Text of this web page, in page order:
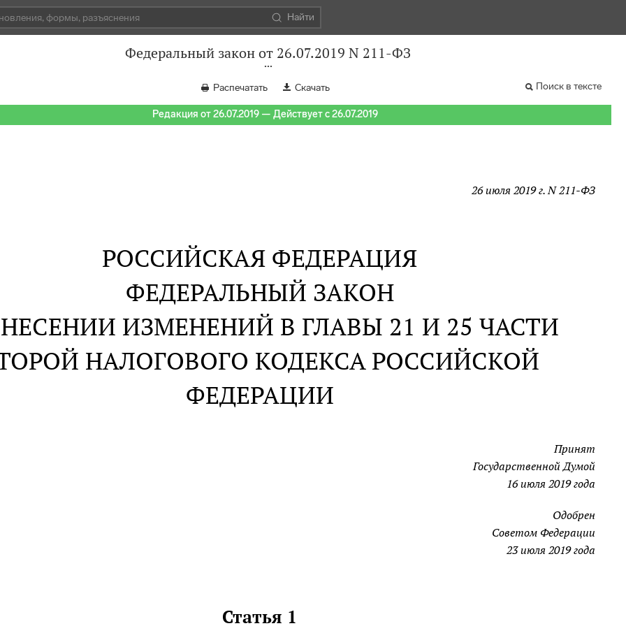
Найти
Федеральный закон от 26.07.2019 N 211-ФЗ
Распечатать Скачать Поиск в тексте
Редакция от 26.07.2019 — Действует с 26.07.2019
26 июля 2019 г. N 211-ФЗ
РОССИЙСКАЯ ФЕДЕРАЦИЯ
ФЕДЕРАЛЬНЫЙ ЗАКОН
ИЗМЕНЕНИЙ В ГЛАВЫ 21 И 25 ЧАСТИ
НАЛОГОВОГО КОДЕКСА РОССИЙСКОЙ
ФЕДЕРАЦИИ
Принят
Государственной Думой
16 июля 2019 года
Одобрен
Советом Федерации
23 июля 2019 года
Статья 1